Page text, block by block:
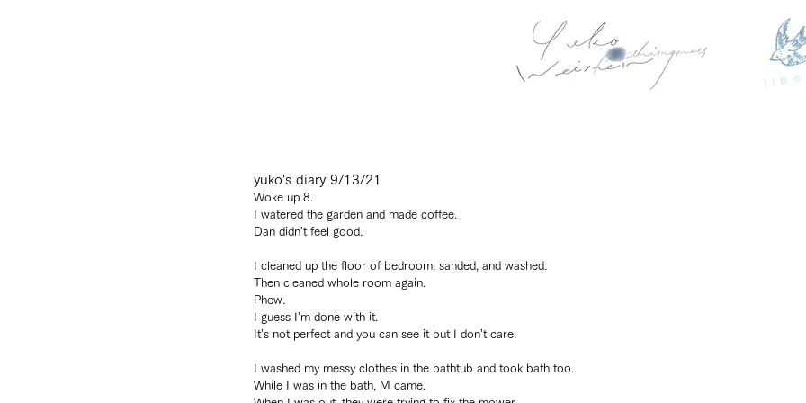
yuko's diary 9/13/21
Woke up 8.
I watered the garden and made coffee.
Dan didn’t feel good.
I cleaned up the floor of bedroom, sanded, and washed.
Then cleaned whole room again.
Phew.
I guess I’m done with it.
It’s not perfect and you can see it but I don’t care.
I washed my messy clothes in the bathtub and took bath too.
While I was in the bath, M came.